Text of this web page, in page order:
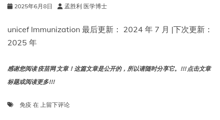
2025年6月8日 孟胜利 医学博士
unicef Immunization 最后更新： 2024 年 7 月 |下次更新：
2025 年
感谢您阅读 疫苗网 文章！这篇文章是公开的，所以请随时分享它。!!! 点击文章
标题或阅读更多!!!
免疫 在 免
上留下评论